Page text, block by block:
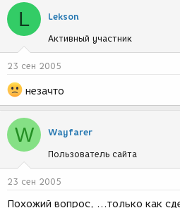
L Lekson
Активный участник
23 сен 2005
незачто
W Wayfarer
Пользователь сайта
23 сен 2005
Похожий вопрос, ...только как